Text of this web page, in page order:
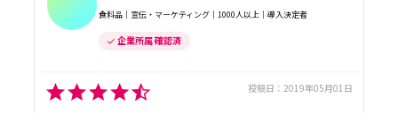
食料品｜宣伝・マーケティング｜1000人以上｜導入決定者
企業所属 確認済
投稿日： 2019年05月01日